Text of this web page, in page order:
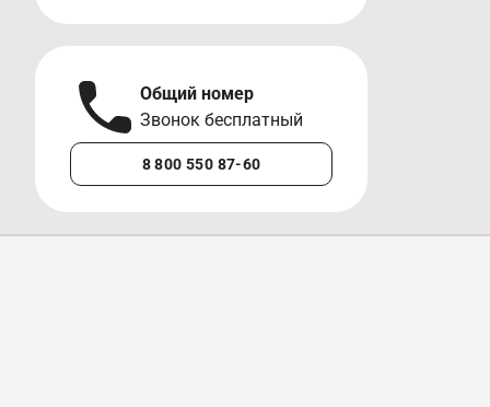
Общий номер
Звонок бесплатный
8 800 550 87-60